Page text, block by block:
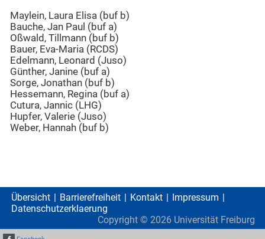
Maylein, Laura Elisa (buf b)
Bauche, Jan Paul (buf a)
Oßwald, Tillmann (buf b)
Bauer, Eva-Maria (RCDS)
Edelmann, Leonard (Juso)
Günther, Janine (buf a)
Sorge, Jonathan (buf b)
Hessemann, Regina (buf a)
Cutura, Jannic (LHG)
Hupfer, Valerie (Juso)
Weber, Hannah (buf b)
Übersicht Barrierefreiheit Kontakt
Impressum
Datenschutzerklaerung
Copyright © 2026 Universität Freiburg